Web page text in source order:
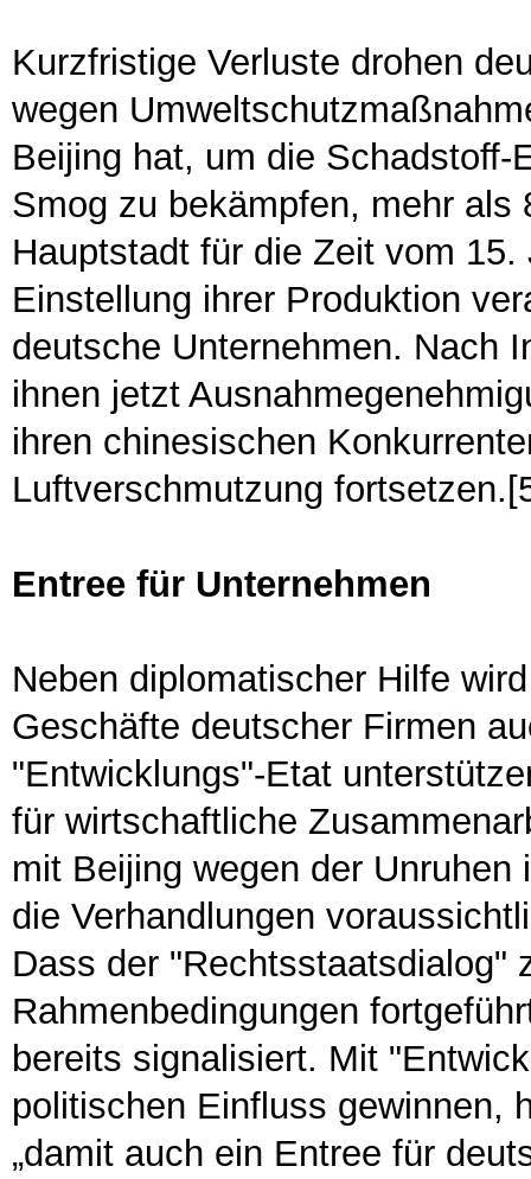
Kurzfristige Verluste drohen
wegen
Beijing hat, um die
Smog zu bekämpfen, mehr als
Hauptstadt für die Zeit vom
Einstellung ihrer Produktion
deutsche Unternehmen. Nach
ihnen jetzt
ihren chinesischen
Luftverschmutzung
Entree für Unternehmen
Neben diplomatischer Hilfe
Geschäfte deutscher Firmen
"Entwicklungs"-Etat
für wirtschaftliche
mit Beijing wegen der
die Verhandlungen
Dass der "Rechtsstaatsdialog"
Rahmenbedingungen
bereits signalisiert. Mit
politischen Einfluss gewinnen,
„damit auch ein Entree für